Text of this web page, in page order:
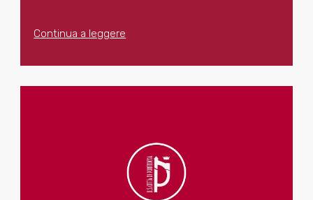
Continua a leggere